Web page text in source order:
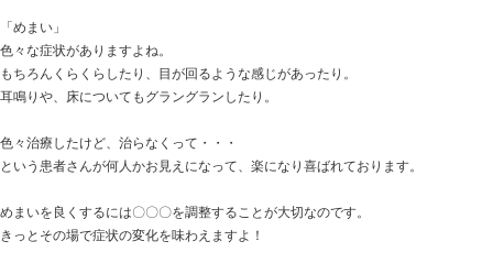
Blog記事一覧>未分類> 松戸市 めまい治療
松戸市 めまい治療
2014.10.15 | Category:未分類
おはようございます。